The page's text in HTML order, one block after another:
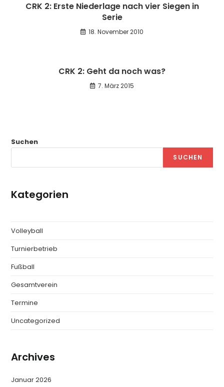
CRK 2: Erste Niederlage nach vier Siegen in
Serie
18. November 2010
CRK 2: Geht da noch was?
7. März 2015
Suchen
SUCHEN
Kategorien
Volleyball
Turnierbetrieb
Fußball
Gesamtverein
Termine
Uncategorized
Archives
Januar 2026